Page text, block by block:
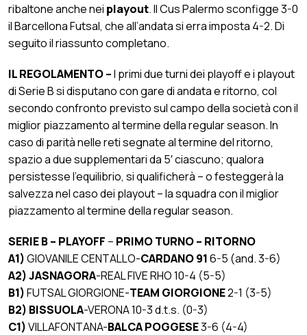
ribaltone anche nei playout. Il Cus Palermo sconfigge 3-0
il Barcellona Futsal, che all’andata si erra imposta 4-2. Di
seguito il riassunto completano.
IL REGOLAMENTO –I primi due turni dei playoff e i playout
di Serie B si disputano con gare di andata e ritorno, col
secondo confronto previsto sul campo della società con il
miglior piazzamento al termine della regular season. In
caso di parità nelle reti segnate al termine del ritorno,
spazio a due supplementari da 5′ ciascuno; qualora
persistesse l’equilibrio, si qualificherà – o festeggerà la
salvezza nel caso dei playout – la squadra con il miglior
piazzamento al termine della regular season.
SERIE B – PLAYOFF – PRIMO TURNO – RITORNO
A1)GIOVANILE CENTALLO-CARDANO 916-5 (and. 3-6)
A2)JASNAGORA-REAL FIVE RHO 10-4 (5-5)
B1)FUTSAL GIORGIONE-TEAM GIORGIONE2-1 (3-5)
B2) BISSUOLA-VERONA 10-3 d.t.s. (0-3)
C1)VILLAFONTANA-BALCA POGGESE3-6 (4-4)